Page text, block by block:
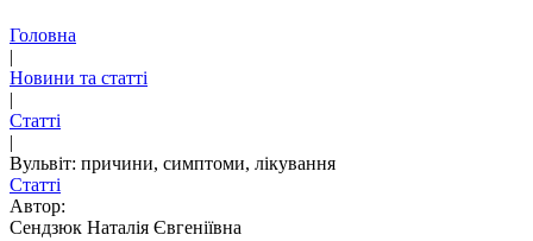
Головна
|
Новини та статті
|
Статті
|
Вульвіт: причини, симптоми, лікування
Статті
Автор:
Сендзюк Наталія Євгеніївна